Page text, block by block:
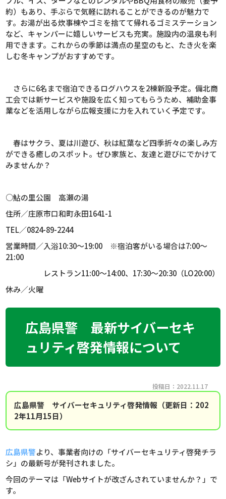
約）もあり、手ぶらで気軽に訪れることができるのが魅力で
す。お湯が出る炊事棟やゴミを捨てて帰れるゴミステーション
など、キャンパーに嬉しいサービスも充実。施設内の温泉も利
用できます。これからの季節は満点の星空のもと、たき火を楽
しむ冬キャンプがおすすめです。
さらに6名まで宿泊できるログハウスを2棟新設予定。備北商
工会では新サービスや施設を広く知ってもらうため、補助金事
業などを活用しながら広報支援に力を入れていく予定です。
春はサクラ、夏は川遊び、秋は紅葉など四季折々の楽しみ方
ができる癒しのスポット。ぜひ家族と、友達と遊びにでかけて
みませんか？
○鮎の里公園 高瀬の湯
住所／庄原市口和町永田1641-1
TEL／0824-89-2244
営業時間／入浴10:30～19:00 ※宿泊客がいる場合は7:00～
21:00
レストラン11:00～14:00、 17:30～20:30 （LO20:00）
休み／火曜
広島県警 最新サイバーセキ
ュリティ啓発情報について
投稿日：2022.11.17
広島県警 サイバーセキュリティ啓発情報（更新日：202
2年11月15日）
広島県警より、事業者向けの「サイバーセキュリティ啓発チラ
シ」の最新号が発刊されました。
今回のテーマは「Webサイトが改ざんされていませんか？」で
す。